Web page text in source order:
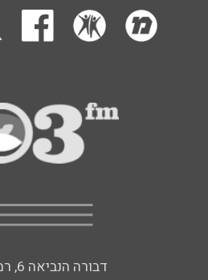
דבורה הנביאה 6, רמת השרון